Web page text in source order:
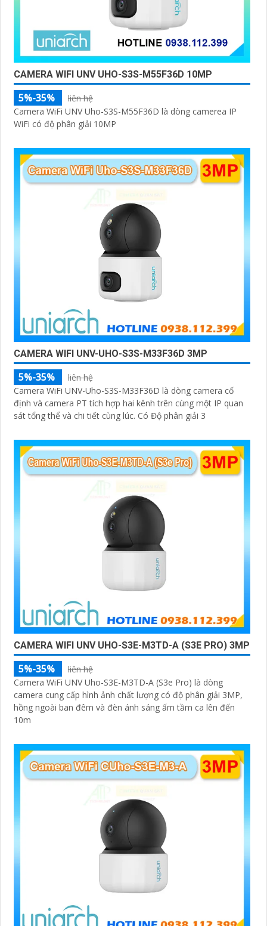
CAMERA WIFI UNV UHO-S3S-M55F36D 10MP
5%-35%
liên hệ
Camera WiFi UNV Uho-S3S-M55F36D là dòng camerea IP
WiFi có độ phân giải 10MP
CAMERA WIFI UNV-UHO-S3S-M33F36D 3MP
5%-35%
liên hệ
Camera WiFi UNV-Uho-S3S-M33F36D là dòng camera cố
định và camera PT tích hợp hai kênh trên cùng một IP quan
sát tổng thể và chi tiết cùng lúc. Có Độ phân giải 3
CAMERA WIFI UNV UHO-S3E-M3TD-A (S3E PRO) 3MP
5%-35%
liên hệ
Camera WiFi UNV Uho-S3E-M3TD-A (S3e Pro) là dòng
camera cung cấp hình ảnh chất lượng có độ phân giải 3MP,
hồng ngoài ban đêm và đèn ánh sáng ấm tầm ca lên đến
10m